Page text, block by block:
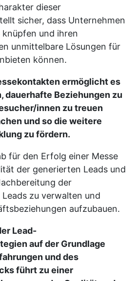
dieser
sicher, dass Unternehmen
und ihren
unmittelbare Lösungen für
können.
ermöglicht es
dauerhafte Beziehungen zu
innen zu treuen
und so die weitere
zu fördern.
für den Erfolg einer Messe
der generierten Leads und
der
zu verwalten und
aufzubauen.
Lead-
auf der Grundlage
und des
führt zu einer